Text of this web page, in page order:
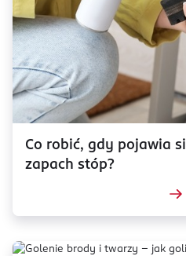
Co robić, gdy pojawia
zapach stóp?